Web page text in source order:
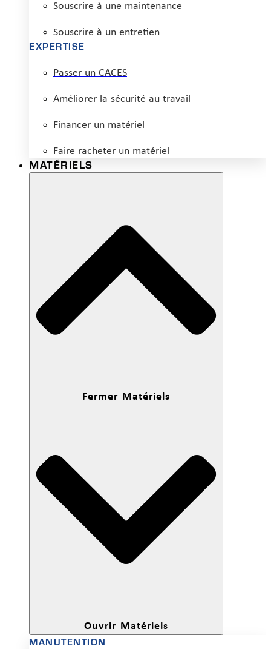
Souscrire à une maintenance
Souscrire à un entretien
EXPERTISE
Passer un CACES
Améliorer la sécurité au travail
Financer un matériel
Faire racheter un matériel
MATÉRIELS
Fermer Matériels
Ouvrir Matériels
MANUTENTION